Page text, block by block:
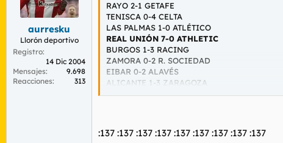
aurresku
Llorón deportivo
Registro
14 Dic 2004
Mensajes
9.698
Reacciones
313
RAYO 2-1 GETAFE
TENISCA 0-4 CELTA
LAS PALMAS 1-0 ATLÉTICO
REAL UNIÓN 7-0 ATHLETIC
BURGOS 1-3 RACING
ZAMORA 0-2 R. SOCIEDAD
EIBAR 0-2 ALAVÉS
ALICANTE 1-3 ZARAGOZA
ALCOYANO 0-4 MALLORCA
ALBACETE 1-0 CÁDIZ
:137 :137 :137 :137 :137 :137 :137 :137 :137